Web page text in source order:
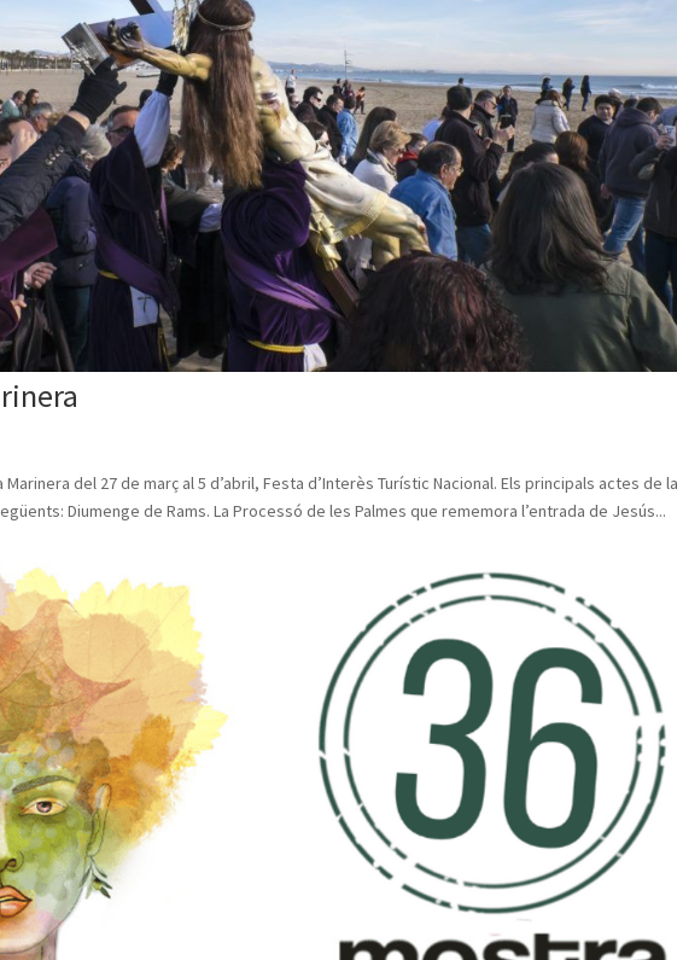
del 27 de març al 5 d’abril, Festa d’Interès Turístic Nacional. Els principals actes de
Diumenge de Rams. La Processó de les Palmes que rememora l’entrada de Jesús...